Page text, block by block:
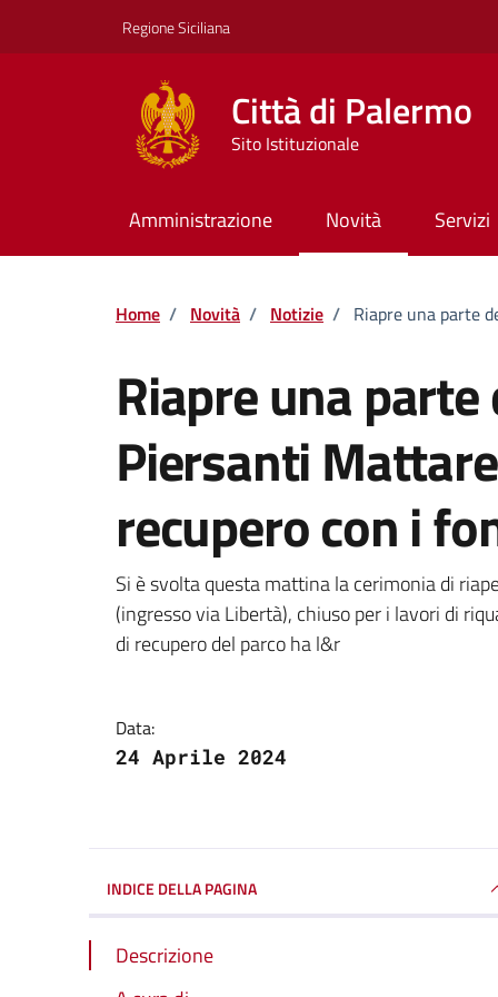
Regione Siciliana
Città di Palermo
Sito Istituzionale
Amministrazione Novità Servizi
Home / Novità / Notizie / Riapre una parte
Riapre una
Piersanti
recupero con i
Dettagli della
Si è svolta questa mattina la cerimonia di
(ingresso via Libertà), chiuso per i lavori di
di recupero del parco ha l&r
Data:
24 Aprile 2024
INDICE DELLA PAGINA
Descrizione